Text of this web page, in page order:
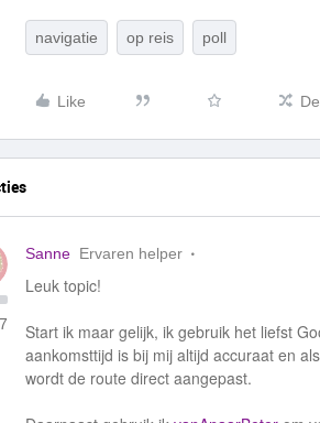
navigatie op reis poll
Like
Sanne Ervaren helper
Leuk topic!
Start ik maar gelijk, ik gebruik het liefst
aankomsttijd is bij mij altijd accuraat en
wordt de route direct aangepast.